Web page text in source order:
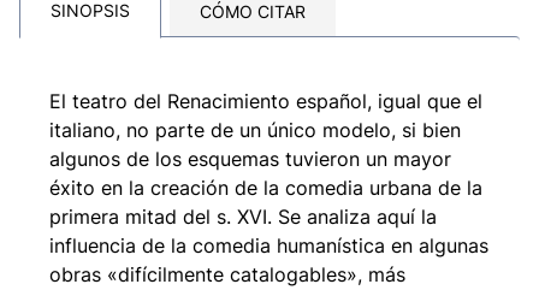
SINOPSIS CÓMO CITAR
El teatro del Renacimiento español, igual que el
italiano, no parte de un único modelo, si bien
algunos de los esquemas tuvieron un mayor
éxito en la creación de la comedia urbana de la
primera mitad del s. XVI. Se analiza aquí la
influencia de la comedia humanística en algunas
obras «difícilmente catalogables», más